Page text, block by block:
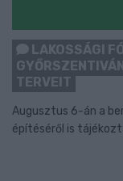
LAKOSSÁGI
TERVEIT
Augusztus 6-án a
építéséről is